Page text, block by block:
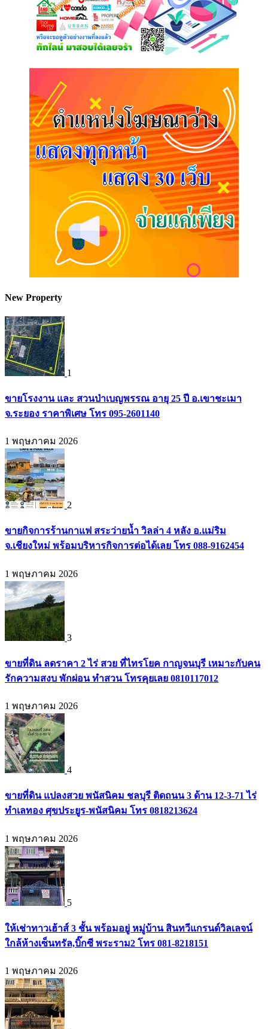
New Property
1
ขายโรงงาน และ สวนป่าเบญพรรณ อายุ 25 ปี อ.เขาชะเมา
จ.ระยอง ราคาพิเศษ โทร 095-2601140
1 พฤษภาคม 2026
2
ขายกิจการร้านกาแฟ สระว่ายน้ำ วิลล่า 4 หลัง อ.แม่ริม
จ.เชียงใหม่ พร้อมบริหารกิจการต่อได้เลย โทร 088-9162454
1 พฤษภาคม 2026
3
ขายที่ดิน ลดราคา 2 ไร่ สวย ที่ไทรโยค กาญจนบุรี เหมาะกับคน
รักความสงบ พักผ่อน ทำสวน โทรคุยเลย 0810117012
1 พฤษภาคม 2026
4
ขายที่ดิน แปลงสวย พนัสนิคม ชลบุรี ติดถนน 3 ด้าน 12-3-71 ไร่
ทำเลทอง ศุขประยูร-พนัสนิคม โทร 0818213624
1 พฤษภาคม 2026
5
ให้เช่าทาวเฮ้าส์ 3 ชั้น พร้อมอยู่ หมู่บ้าน สินทวีแกรนด์วิลเลจน์
ใกล้ห้างเซ็นทรัล,บิ๊กซี พระราม2 โทร 081-8218151
1 พฤษภาคม 2026